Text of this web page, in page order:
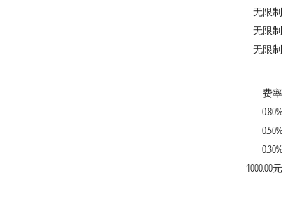
无限制
无限制
无限制
费率
0.80%
0.50%
0.30%
1000.00元